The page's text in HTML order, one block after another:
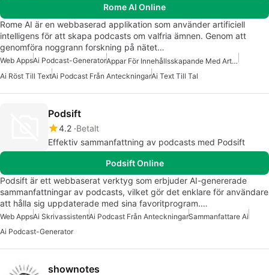
Rome AI Online
Rome AI är en webbaserad applikation som använder artificiell
intelligens för att skapa podcasts om valfria ämnen. Genom att
genomföra noggrann forskning på nätet…
Web AppsAi Podcast-Generator
Appar För Innehållsskapande Med Artificiell Intelligens
Ai Röst Till TextAi Podcast Från AnteckningarAi Text Till Tal
Podsift
4.2 Betalt
Effektiv sammanfattning av podcasts med Podsift
Podsift Online
Podsift är ett webbaserat verktyg som erbjuder AI-genererade
sammanfattningar av podcasts, vilket gör det enklare för användare
att hålla sig uppdaterade med sina favoritprogram.…
Web AppsAi SkrivassistentAi Podcast Från AnteckningarSammanfattare Ai
Ai Podcast-Generator
shownotes